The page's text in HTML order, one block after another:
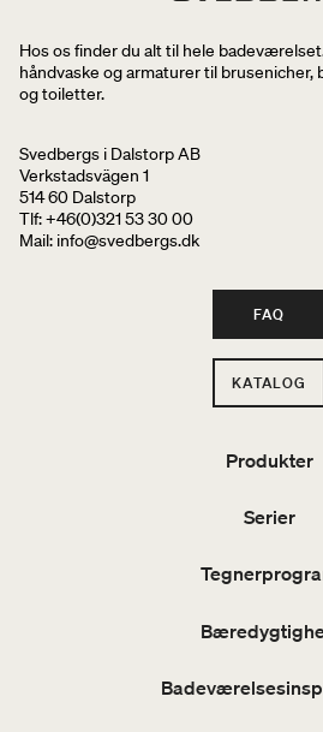
Hos os finder du alt til hele
håndvaske og armaturer til
og toiletter.
Svedbergs i Dalstorp AB
Verkstadsvägen 1
514 60 Dalstorp
Tlf: +46(0)321 53 30 00
Mail: info@svedbergs.dk
FAQ
KATALOG
Produkter
Serier